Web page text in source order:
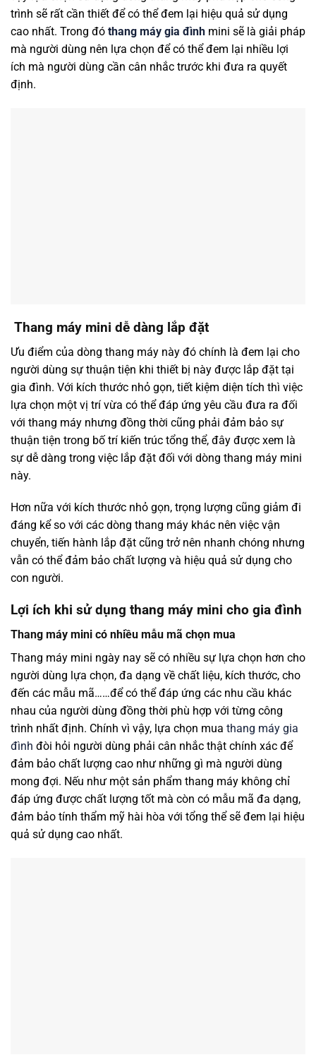
trình sẽ rất cần thiết để có thể đem lại hiệu quả sử dụng
cao nhất. Trong đó thang máy gia đình mini sẽ là giải pháp
mà người dùng nên lựa chọn để có thể đem lại nhiều lợi
ích mà người dùng cần cân nhắc trước khi đưa ra quyết
định.
Thang máy mini dễ dàng lắp đặt
Ưu điểm của dòng thang máy này đó chính là đem lại cho
người dùng sự thuận tiện khi thiết bị này được lắp đặt tại
gia đình. Với kích thước nhỏ gọn, tiết kiệm diện tích thì việc
lựa chọn một vị trí vừa có thể đáp ứng yêu cầu đưa ra đối
với thang máy nhưng đồng thời cũng phải đảm bảo sự
thuận tiện trong bố trí kiến trúc tổng thể, đây được xem là
sự dễ dàng trong việc lắp đặt đối với dòng thang máy mini
này.
Hơn nữa với kích thước nhỏ gọn, trọng lượng cũng giảm đi
đáng kể so với các dòng thang máy khác nên việc vận
chuyển, tiến hành lắp đặt cũng trở nên nhanh chóng nhưng
vẫn có thể đảm bảo chất lượng và hiệu quả sử dụng cho
con người.
Lợi ích khi sử dụng thang máy mini cho gia đình
Thang máy mini có nhiều mẫu mã chọn mua
Thang máy mini ngày nay sẽ có nhiều sự lựa chọn hơn cho
người dùng lựa chọn, đa dạng về chất liệu, kích thước, cho
đến các mẫu mã……để có thể đáp ứng các nhu cầu khác
nhau của người dùng đồng thời phù hợp với từng công
trình nhất định. Chính vì vậy, lựa chọn mua thang máy gia
đình đòi hỏi người dùng phải cân nhắc thật chính xác để
đảm bảo chất lượng cao như những gì mà người dùng
mong đợi. Nếu như một sản phẩm thang máy không chỉ
đáp ứng được chất lượng tốt mà còn có mẫu mã đa dạng,
đảm bảo tính thẩm mỹ hài hòa với tổng thể sẽ đem lại hiệu
quả sử dụng cao nhất.